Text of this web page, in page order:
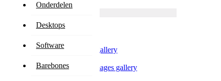
Onderdelen
Desktops
Software
Barebones
Geavanceerd zoeken
Mijn winkelwagen
Skip to the end of the images gallery
Skip to the beginning of the images gallery